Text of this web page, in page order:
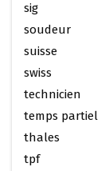
sig
soudeur
suisse
swiss
technicien
temps partiel
thales
tpf